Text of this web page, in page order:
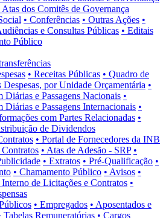
Atas dos Comitês de Governança
• Conferências • Outras Ações •
e Consultas Públicas • Editais
Público
• Receitas Públicas • Quadro de
Despesas, por Unidade Orçamentária •
Diárias e Passagens Nacionais •
Diárias e Passagens Internacionais •
com Partes Relacionadas •
de Dividendos
• Portal de Fornecedores da INB
Contratos • Atas de Adesão - SRP •
• Extratos • Pré-Qualificação •
• Chamamento Público • Avisos •
de Licitações e Contratos •
• Empregados • Aposentados e
Tabelas Remuneratórias • Cargos